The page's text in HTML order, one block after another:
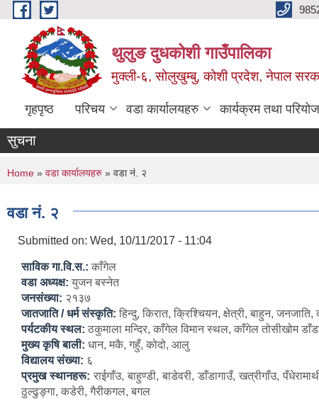
Skip to main content
थुलुङ दुधकोशी गाउँपालिका
मुक्ली-६, सोलुखुम्बु, कोशी प्रदेश, नेपाल
गृहपृष्ठ परिचय वडा कार्यालयहरु कार्यक्रम तथा
सुचना
You are here
Home » वडा कार्यालयहरु » वडा नं. २
वडा नं. २
Submitted on: Wed, 10/11/2017 - 11:04
साविक गा.वि.स.: काँगेल
वडा अध्यक्ष: युजन बस्नेत
जनसंख्या: २१३७
जातजाति / धर्म संस्कृति: हिन्दु, किरात, क्रिश्चियन, क्षेत्री, बाहुन, जनजाति,
पर्यटकीय स्थल: ठकुमाला मन्दिर, काँगेल विमान स्थल, काँगेल तोसीखोम
मुख्य कृषि बाली: धान, मकै, गहुँ, कोदो, आलु
विद्यालय संख्या: ६
प्रमुख स्थानहरू: राईगाँउ, बाहु‍ण्डी, बाडेवरी, डाँडागाउँ, खत्रीगाँउ,
ठुल्ढुङ्गा, कडेरी, गैरीकगल, बगल